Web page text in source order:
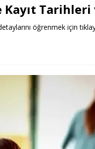
Tarihleri
öğrenmek için